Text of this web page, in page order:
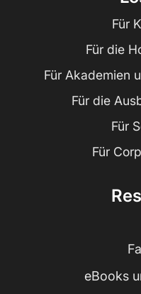
Für
Für die
Für Akademien
Für die
Für
Für
eBooks